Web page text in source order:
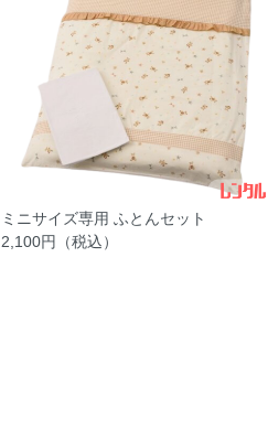
ミニサイズ専用 ふとんセット
2,100円（税込）